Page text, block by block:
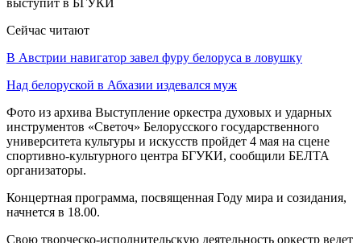
Сейчас читают
В Австрии навигатор завел фуру белоруса в ловушку
Над белоруской в Абхазии издевался муж
Фото из архива Выступление оркестра духовых и ударных
инструментов «Светоч» Белорусского государственного
университета культуры и искусств пройдет 4 мая на сцене
спортивно-культурного центра БГУКИ, сообщили БЕЛТА
организаторы.
Концертная программа, посвященная Году мира и созидания,
начнется в 18.00.
Свою творческо-исполнительскую деятельность оркестр ведет